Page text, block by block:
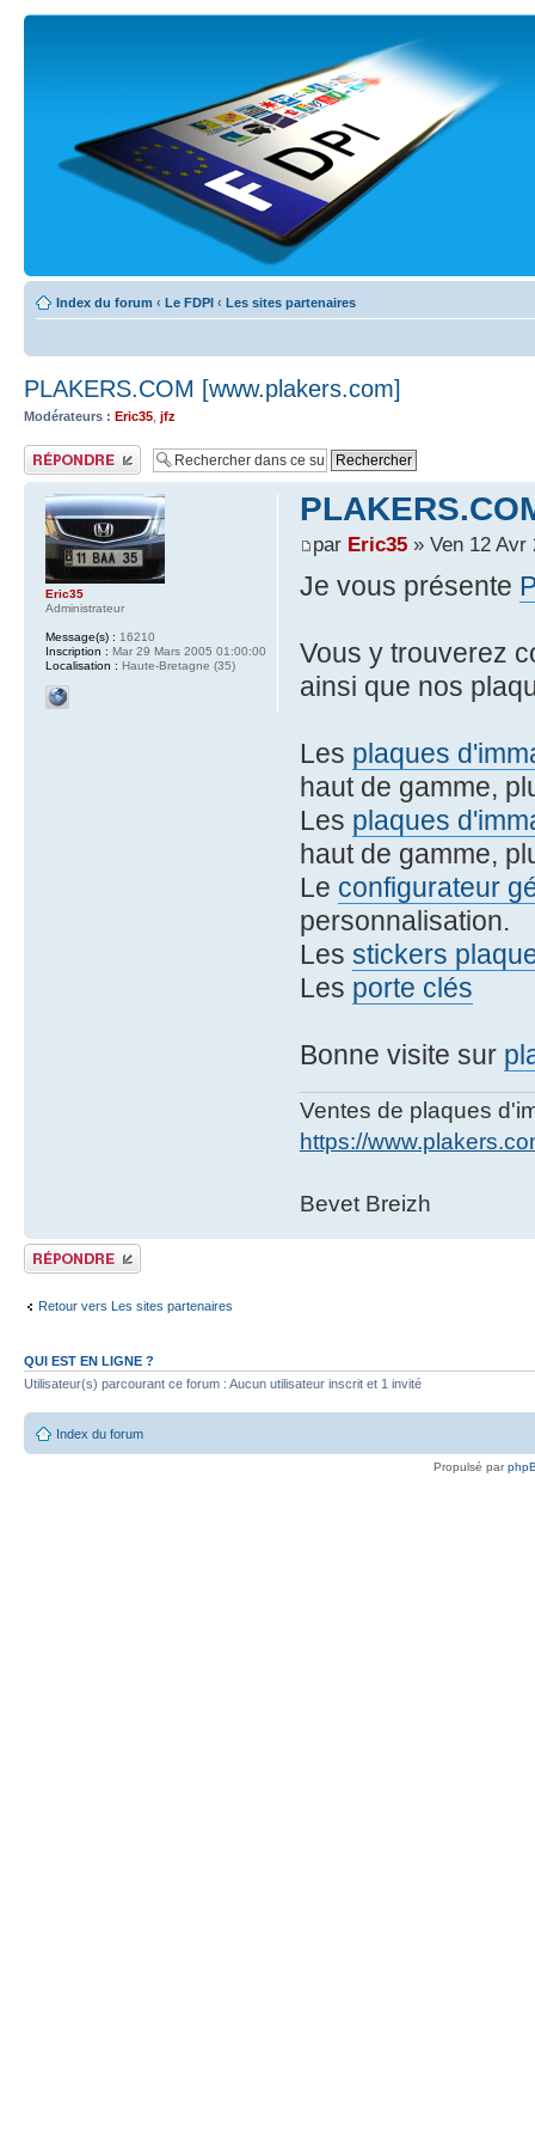
Index du forum ‹ Le FDPI ‹ Les sites partenaires
PLAKERS.COM [www.plakers.com]
Modérateurs : Eric35 jfz
Publier une réponse
par Eric35» Ven 12 Avr
Je vous présente
Vous y trouverez
ainsi que nos
Les plaques
haut de gamme,
Les plaques
haut de gamme,
Le configurateur
personnalisation.
Les stickers
Les porte clés
Bonne visite sur
Ventes de plaques
https://
Bevet Breizh
Eric35
Administrateur
Message(s) : 16210
Inscription : Mar 29 Mars 2005 01:00:00
Localisation : Haute-Bretagne (35)
Publier une réponse
Retour vers Les sites partenaires
QUI EST EN LIGNE ?
Utilisateur(s) parcourant ce forum : Aucun utilisateur inscrit et 1 invité
Index du forum
Propulsé par